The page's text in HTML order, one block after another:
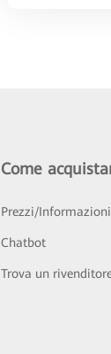
Come
Prezzi/Informazioni
Chatbot
Trova un